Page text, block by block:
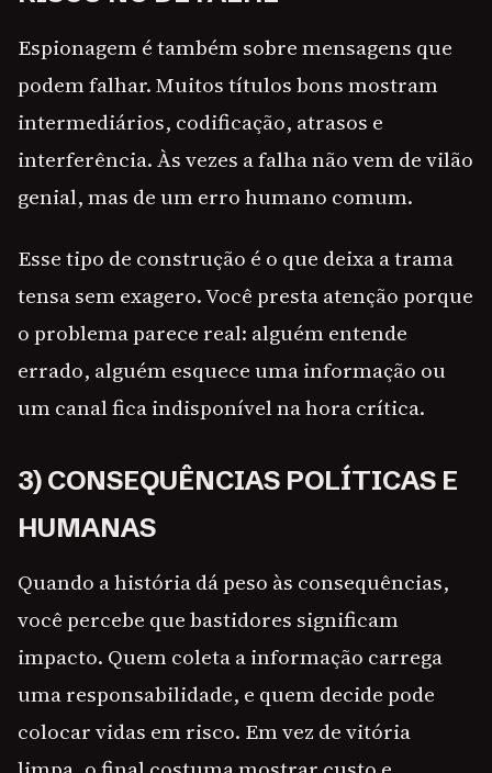
Espionagem é também sobre mensagens que
podem falhar. Muitos títulos bons mostram
intermediários, codificação, atrasos e
interferência. Às vezes a falha não vem de vilão
genial, mas de um erro humano comum.
Esse tipo de construção é o que deixa a trama
tensa sem exagero. Você presta atenção porque
o problema parece real: alguém entende
errado, alguém esquece uma informação ou
um canal fica indisponível na hora crítica.
3) CONSEQUÊNCIAS POLÍTICAS E
HUMANAS
Quando a história dá peso às consequências,
você percebe que bastidores significam
impacto. Quem coleta a informação carrega
uma responsabilidade, e quem decide pode
colocar vidas em risco. Em vez de vitória